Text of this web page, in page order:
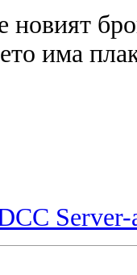
новият
има
Server-